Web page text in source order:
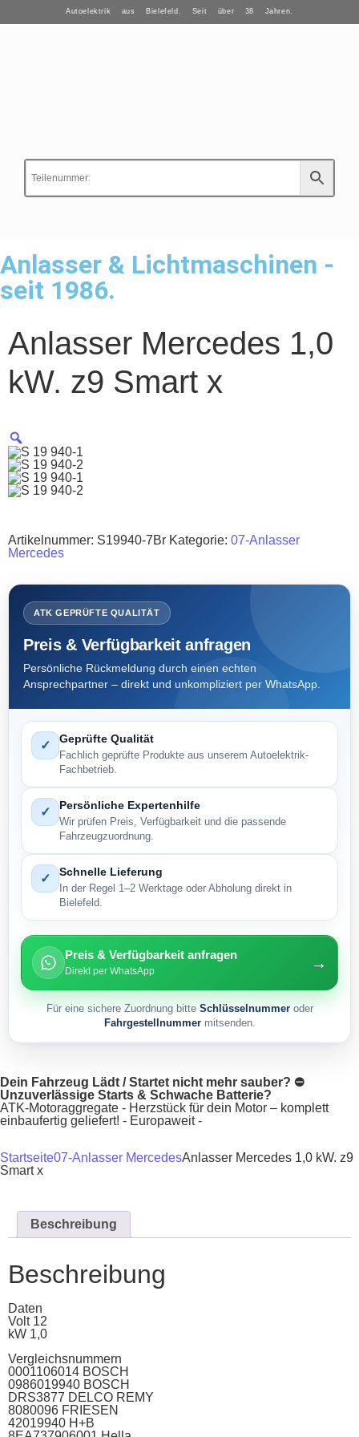
Autoelektrik aus Bielefeld. Seit über 38 Jahren.
Anlasser & Lichtmaschinen -
seit 1986.
Anlasser Mercedes 1,0
kW. z9 Smart x
Artikelnummer: S19940-7Br Kategorie: 07-Anlasser
Mercedes
ATK GEPRÜFTE QUALITÄT
Preis & Verfügbarkeit anfragen
Persönliche Rückmeldung durch einen echten
Ansprechpartner – direkt und unkompliziert per WhatsApp.
✓ Geprüfte Qualität
Fachlich geprüfte Produkte aus unserem Autoelektrik-
Fachbetrieb.
✓ Persönliche Expertenhilfe
Wir prüfen Preis, Verfügbarkeit und die passende
Fahrzeugzuordnung.
✓ Schnelle Lieferung
In der Regel 1–2 Werktage oder Abholung direkt in
Bielefeld.
Preis & Verfügbarkeit anfragen
Direkt per WhatsApp →
Für eine sichere Zuordnung bitte Schlüsselnummeroder
Fahrgestellnummermitsenden.
Dein Fahrzeug Lädt / Startet nicht mehr sauber? ⛔
Unzuverlässige Starts & Schwache Batterie?
ATK-Motoraggregate - Herzstück für dein Motor – komplett
einbaufertig geliefert! - Europaweit -
Startseite07-Anlasser MercedesAnlasser Mercedes 1,0 kW. z9
Smart x
Beschreibung
Beschreibung
Daten
Volt 12
kW 1,0
Vergleichsnummern
0001106014 BOSCH
0986019940 BOSCH
DRS3877 DELCO REMY
8080096 FRIESEN
42019940 H+B